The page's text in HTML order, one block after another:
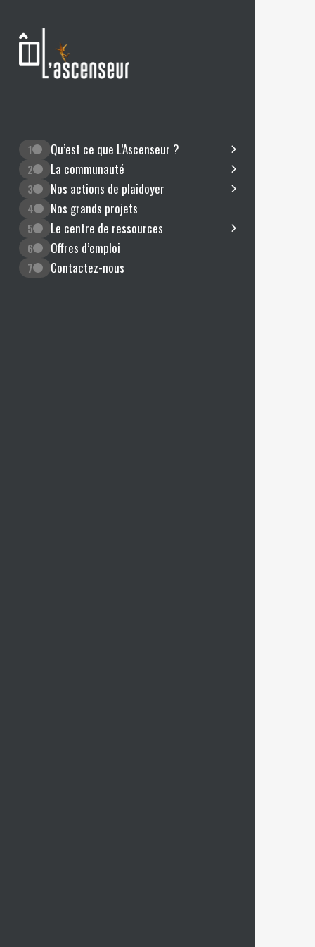
1 Qu’est ce que L’Ascenseur ?
2 La communauté
3 Nos actions de plaidoyer
4 Nos grands projets
5 Le centre de ressources
6 Offres d’emploi
7 Contactez-nous